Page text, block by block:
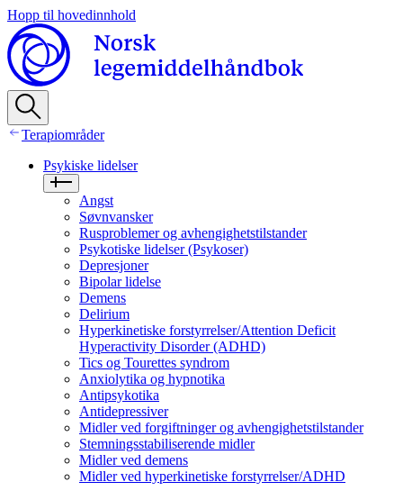
Hopp til hovedinnhold
Terapiområder
Psykiske lidelser
Angst
Søvnvansker
Rusproblemer og avhengighetstilstander
Psykotiske lidelser (Psykoser)
Depresjoner
Bipolar lidelse
Demens
Delirium
Hyperkinetiske forstyrrelser/Attention Deficit
Hyperactivity Disorder (ADHD)
Tics og Tourettes syndrom
Anxiolytika og hypnotika
Antipsykotika
Antidepressiver
Midler ved forgiftninger og avhengighetstilstander
Stemningsstabiliserende midler
Midler ved demens
Midler ved hyperkinetiske forstyrrelser/ADHD